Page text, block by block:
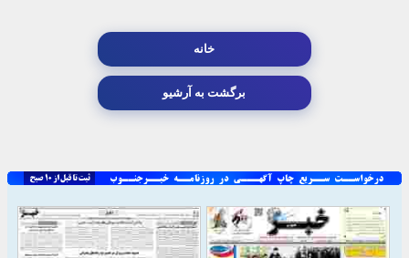
خانه
برگشت به آرشیو